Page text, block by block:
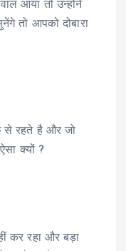
आया तो उन्होंने
तो आपको दोबारा
से रहते है और जो
क्यों ?
कर रहा और बड़ा